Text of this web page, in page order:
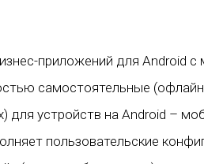
приложений для Android с
самостоятельные
для устройств на Android –
пользовательские